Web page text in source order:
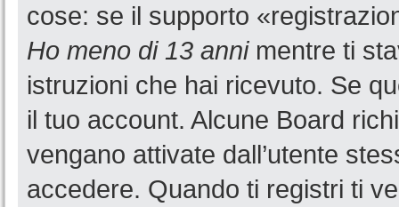
cose: se il supporto
Ho meno di 13 annimentre ti
istruzioni che hai ricevuto. Se
il tuo account. Alcune Board
vengano attivate dall’utente
accedere. Quando ti registri ti